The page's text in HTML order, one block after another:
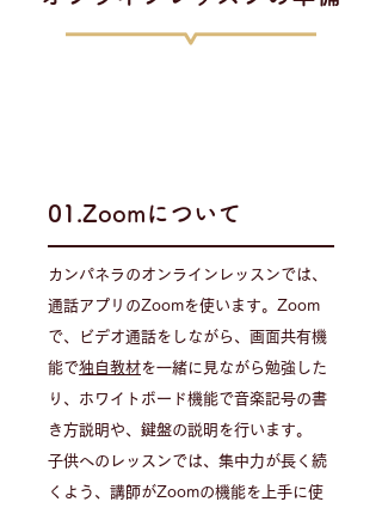
01.Zoomについて
カンパネラのオンラインレッスンでは、
通話アプリのZoomを使います。Zoom
で、ビデオ通話をしながら、画面共有機
能で独自教材を一緒に見ながら勉強した
り、ホワイトボード機能で音楽記号の書
き方説明や、鍵盤の説明を行います。
子供へのレッスンでは、集中力が長く続
くよう、講師がZoomの機能を上手に使